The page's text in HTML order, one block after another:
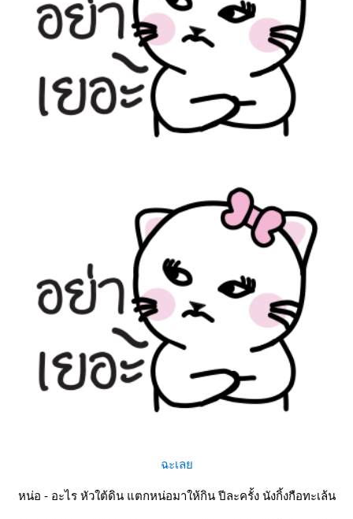
ฉะเล
หน่อ - อะไร หัวใต้ดิน แตกหน่อมาให้กิน ปีละครั้ง นังกิ้งกือทะเล้น